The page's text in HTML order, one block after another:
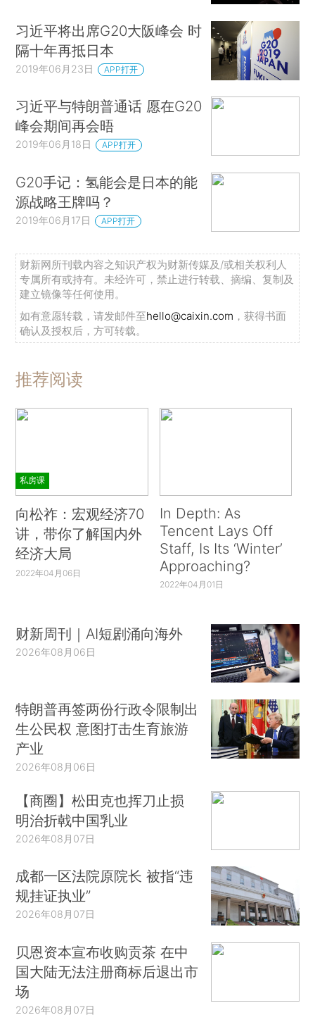
习近平将出席G20大阪峰会 时
隔十年再抵日本
2019年06月23日 APP打开
习近平与特朗普通话 愿在G20
峰会期间再会晤
2019年06月18日 APP打开
G20手记：氢能会是日本的能
源战略王牌吗？
2019年06月17日 APP打开
财新网所刊载内容之知识产权为财新传媒及/或相关权利人
专属所有或持有。未经许可，禁止进行转载、摘编、复制及
建立镜像等任何使用。
如有意愿转载，请发邮件至hello@caixin.com ，获得书面
确认及授权后，方可转载。
推荐阅读
私房课
向松祚：宏观经济70
讲，带你了解国内外
经济大局
2022年04月06日
In Depth: As
Tencent Lays Off
Staff, Is Its ‘Winter’
Approaching?
2022年04月01日
财新周刊｜AI短剧涌向海外
2026年08月06日
特朗普再签两份行政令限制出
生公民权 意图打击生育旅游
产业
2026年08月06日
【商圈】松田克也挥刀止损
明治折戟中国乳业
2026年08月07日
成都一区法院原院长 被指“违
规挂证执业”
2026年08月07日
贝恩资本宣布收购贡茶 在中
国大陆无法注册商标后退出市
场
2026年08月07日